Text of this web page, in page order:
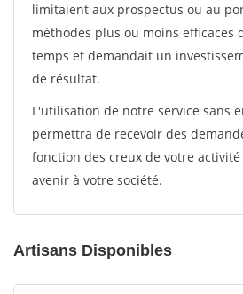
limitaient aux prospectus ou au
méthodes plus ou moins efficaces
temps et demandait un
de résultat.
L'utilisation de notre service sans
permettra de recevoir des
fonction des creux de votre
avenir à votre société.
Artisans Disponibles